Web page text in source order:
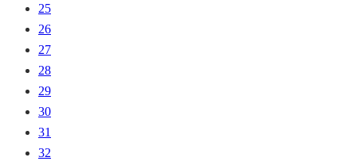
25
26
27
28
29
30
31
32